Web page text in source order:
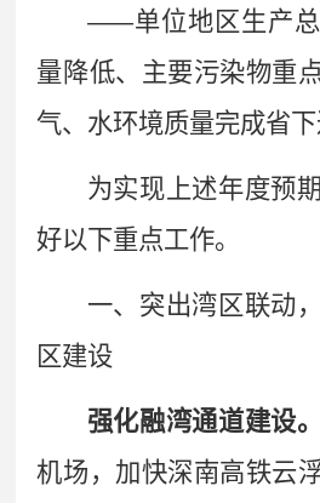
——单位地区生产
量降低、主要污染物重
气、水环境质量完成省下
为实现上述年度预
好以下重点工作。
一、突出湾区联动
区建设
强化融湾通道建设。
机场，加快深南高铁云